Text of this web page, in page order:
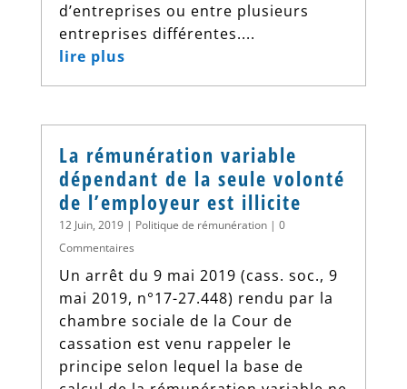
d’entreprises ou entre plusieurs
entreprises différentes....
lire plus
La rémunération variable
dépendant de la seule volonté
de l’employeur est illicite
12 Juin, 2019| Politique de rémunération| 0
Commentaires
Un arrêt du 9 mai 2019 (cass. soc., 9
mai 2019, n°17-27.448) rendu par la
chambre sociale de la Cour de
cassation est venu rappeler le
principe selon lequel la base de